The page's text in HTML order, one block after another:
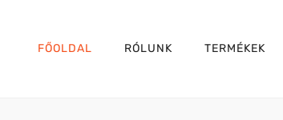
FŐOLDAL RÓLUNK TERMÉKEK